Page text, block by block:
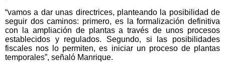
“vamos a dar unas directrices, planteando la posibilidad de
seguir dos caminos: primero, es la formalización definitiva
con la ampliación de plantas a través de unos procesos
establecidos y regulados. Segundo, si las posibilidades
fiscales nos lo permiten, es iniciar un proceso de plantas
temporales”, señaló Manrique.